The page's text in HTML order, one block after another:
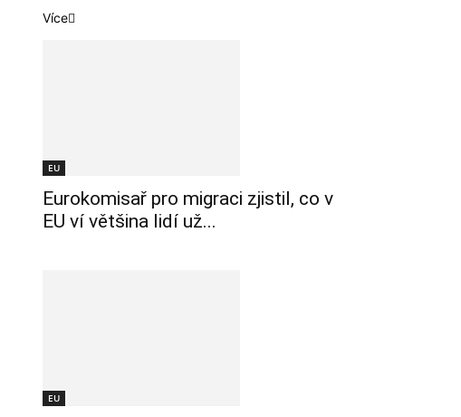
Více
EU
Eurokomisař pro migraci zjistil, co v
EU ví většina lidí už...
EU